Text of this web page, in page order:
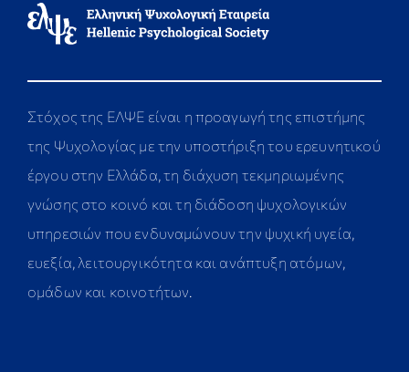
Στόχος της ΕΛΨΕ είναι η προαγωγή της επιστήμης
της Ψυχολογίας με την υποστήριξη του ερευνητικού
έργου στην Ελλάδα, τη διάχυση τεκμηριωμένης
γνώσης στο κοινό και τη διάδοση ψυχολογικών
υπηρεσιών που ενδυναμώνουν την ψυχική υγεία,
ευεξία, λειτουργικότητα και ανάπτυξη ατόμων,
ομάδων και κοινοτήτων.